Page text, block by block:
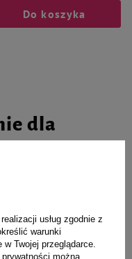
Do koszyka
dla
karma dla psa Dolina
Premium bogata w
puszka 800 g
usług zgodnie z
warunki
Twojej przeglądarce.
można